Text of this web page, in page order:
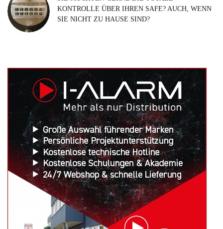
Suchen
nach:
KONTROLLE ÜBER IHREN SAFE? AUCH, WENN
SIE NICHT ZU HAUSE SIND?